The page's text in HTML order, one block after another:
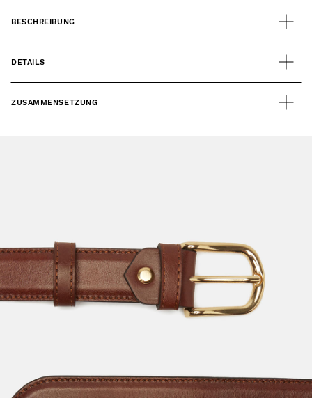
BESCHREIBUNG
DETAILS
ZUSAMMENSETZUNG